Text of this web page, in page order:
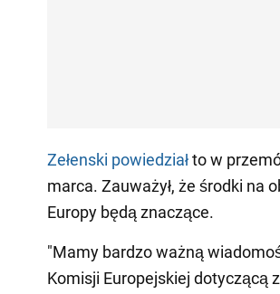
Zełenski powiedziałto w
marca. Zauważył, że środki na
Europy będą znaczące.
"Mamy bardzo ważną
Komisji Europejskiej dotyczącą